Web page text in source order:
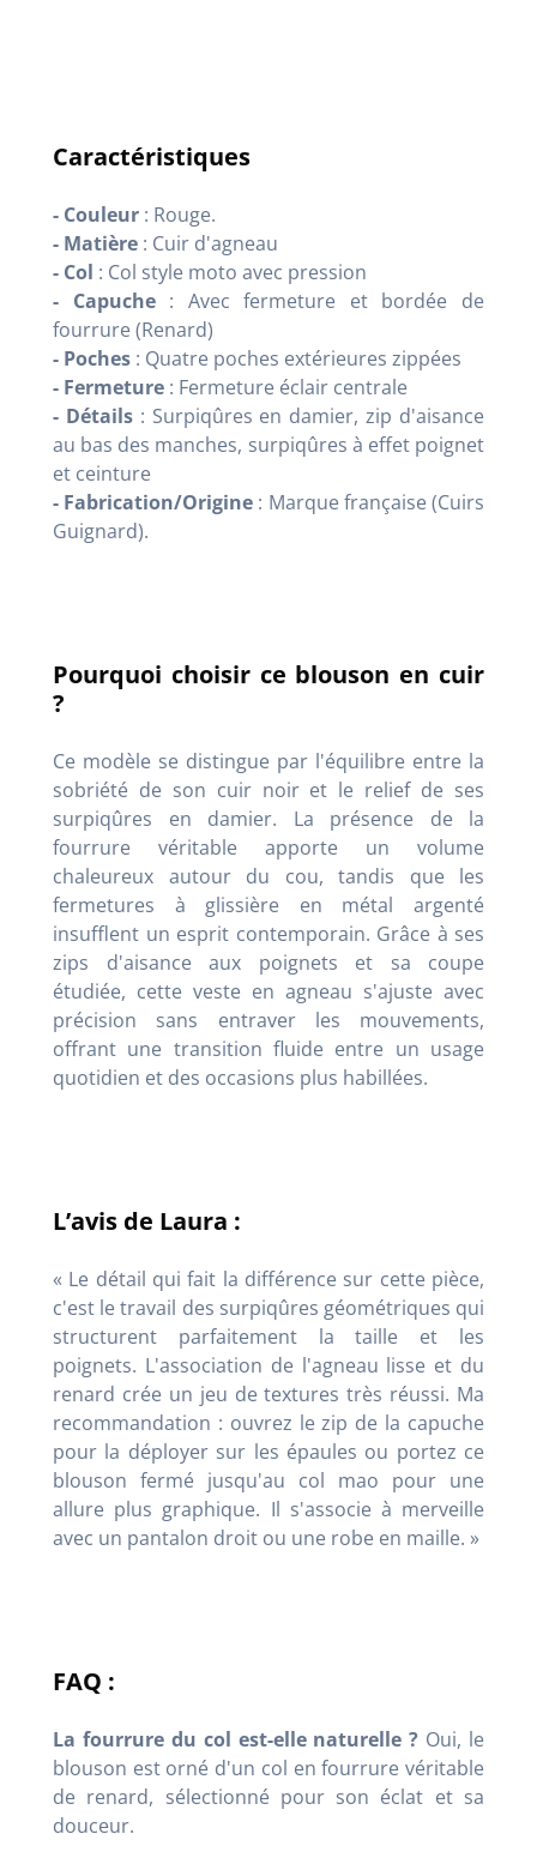
Caractéristiques
- Couleur : Rouge.
- Matière : Cuir d'agneau
- Col : Col style moto avec pression
- Capuche : Avec fermeture et bordée de
fourrure (Renard)
- Poches : Quatre poches extérieures zippées
- Fermeture : Fermeture éclair centrale
- Détails: Surpiqûres en damier, zip d'aisance
au bas des manches, surpiqûres à effet poignet
et ceinture
- Fabrication/Origine : Marque française (Cuirs
Guignard).
Pourquoi choisir ce blouson en cuir
?
Ce modèle se distingue par l'équilibre entre la
sobriété de son cuir noir et le relief de ses
surpiqûres en damier. La présence de la
fourrure véritable apporte un volume
chaleureux autour du cou, tandis que les
fermetures à glissière en métal argenté
insufflent un esprit contemporain. Grâce à ses
zips d'aisance aux poignets et sa coupe
étudiée, cette veste en agneau s'ajuste avec
précision sans entraver les mouvements,
offrant une transition fluide entre un usage
quotidien et des occasions plus habillées.
L’avis de Laura :
« Le détail qui fait la différence sur cette pièce,
c'est le travail des surpiqûres géométriques qui
structurent parfaitement la taille et les
poignets. L'association de l'agneau lisse et du
renard crée un jeu de textures très réussi. Ma
recommandation : ouvrez le zip de la capuche
pour la déployer sur les épaules ou portez ce
blouson fermé jusqu'au col mao pour une
allure plus graphique. Il s'associe à merveille
avec un pantalon droit ou une robe en maille. »
FAQ :
La fourrure du col est-elle naturelle ? Oui, le
blouson est orné d'un col en fourrure véritable
de renard, sélectionné pour son éclat et sa
douceur.